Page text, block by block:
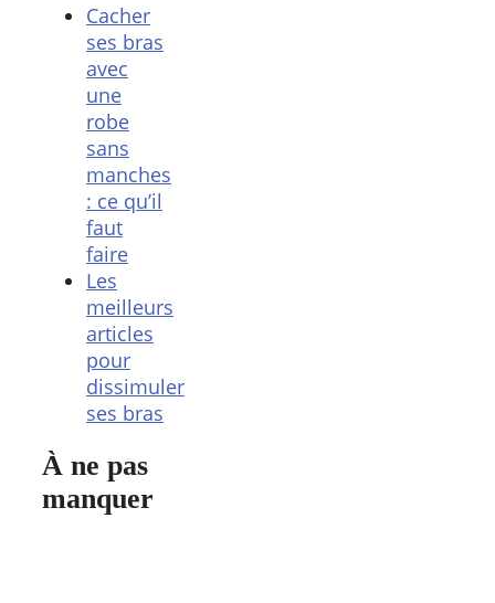
Cacher
ses bras
avec
une
robe
sans
manches
: ce qu’il
faut
faire
Les
meilleurs
articles
pour
dissimuler
ses bras
À ne pas
manquer